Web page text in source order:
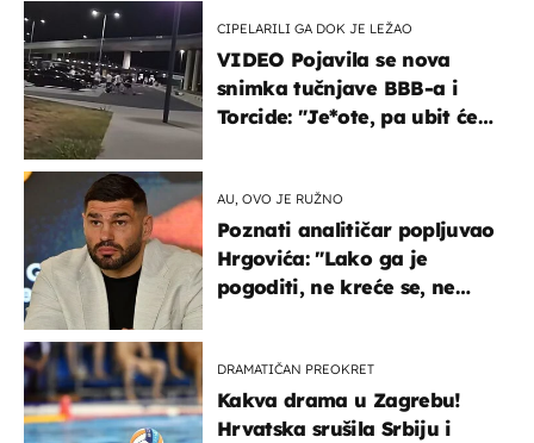
CIPELARILI GA DOK JE LEŽAO
VIDEO Pojavila se nova
snimka tučnjave BBB-a i
Torcide: "Je*ote, pa ubit će
AU, OVO JE RUŽNO
Poznati analitičar popljuvao
Hrgovića: "Lako ga je
pogoditi, ne kreće se, ne
DRAMATIČAN PREOKRET
Kakva drama u Zagrebu!
Hrvatska srušila Srbiju i